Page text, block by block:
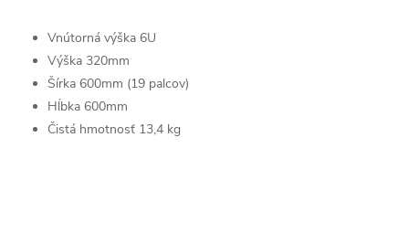
Vnútorná výška 6U
Výška 320mm
Šírka 600mm (19 palcov)
Hĺbka 600mm
Čistá hmotnosť 13,4 kg